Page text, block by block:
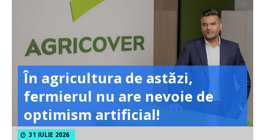
În agricultura de astăzi,
fermierul nu are nevoie de
optimism artificial!
31 IULIE 2026